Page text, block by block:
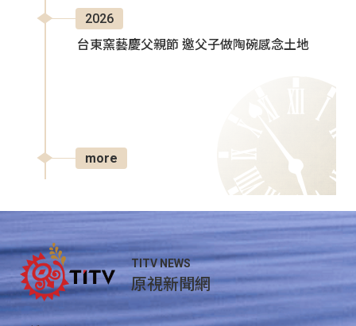
2026
台東窯藝慶父親節 邀父子做陶碗感念土地
more
TITV NEWS
原視新聞網